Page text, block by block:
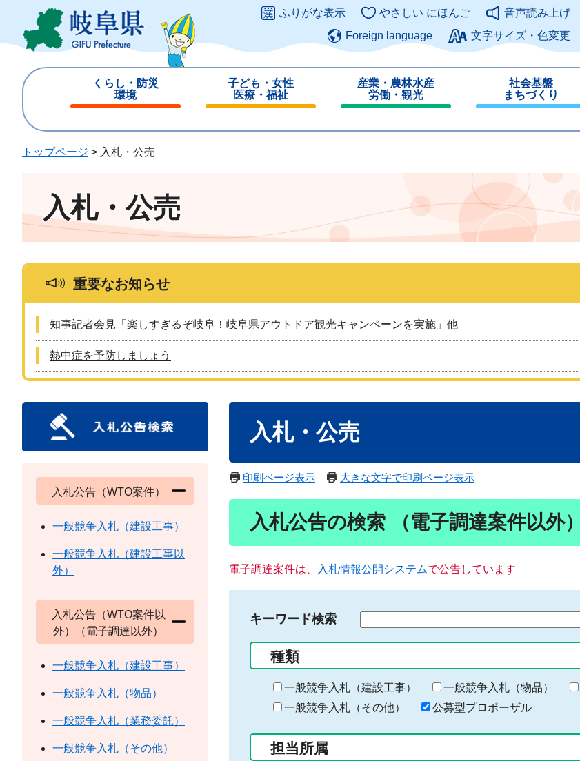
ジ
ュ
このページの本文へ
ふりがな表示 やさしい にほんご
音声読み上げ
Foreign language
文字サイズ・色変更
くらし・防災
環境
じ
子ども・女性
医療・福祉
じ
産業・農林水産
労働・観光
じ
社会基盤
まちづくり
じ
トップページ > 入札・公売
入札・公売
重要なお知らせ
知事記者会見「楽しすぎるぞ岐阜！岐阜県アウトドア観光キャンペーンを実施」他
熱中症を予防しましょう
入札・公売
印刷ページ表示 大きな文字で印刷ページ表示
入札公告の検索 （電子調達案件以外）
電子調達案件は、 入札情報公開システムで公告しています
キーワード検索
る
キ
ー
ー
種類
一般競争入札（建設工事） 一般競争入札（物品）
一般競争入札（その他）
公募型プロポーザル
担当所属
入札公告（WTO案件）
一般競争入札（建設工事）
一般競争入札（建設工事以
外）
入札公告（WTO案件以
外）（電子調達以外）
一般競争入札（建設工事）
一般競争入札（物品）
一般競争入札（業務委託）
一般競争入札（その他）